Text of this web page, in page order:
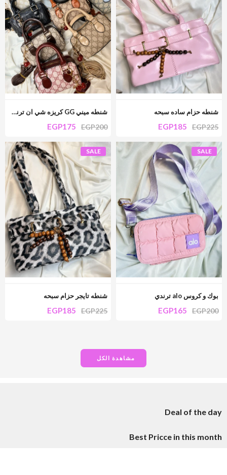
شنطه ميني GG كريزه شي ان ترندي
EGP200
EGP175
SALE
شنطه تايجر حزام سبحه
EGP225
EGP185
شنطه حزام ساده سبحه
EGP225
EGP185
SALE
بوك و كروس alo ترندي
EGP200
EGP165
مشاهدة الكل
Deal of the day
Best Pricce in this month